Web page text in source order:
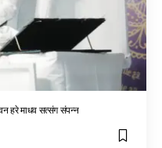
हरे माधव सत्संग संपन्न